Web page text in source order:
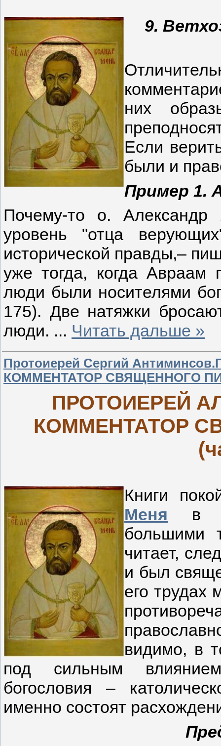
9.
них
Если
были и
Пример 1.
Почему-то о. Александр
уровень "отца
исторической правды,–
уже тогда, когда Авраам
люди были носителями
175). Две натяжки
люди. ... Читать дальше »
Протоиерей Сергий
КОММЕНТАТОР СВЯЩЕННОГО
ПРОТОИЕРЕЙ
КОММЕНТАТОР
Книги
Меня в
большими
читает,
и был
его трудах
видимо, в
под сильным влиянием
богословия –
именно состоят